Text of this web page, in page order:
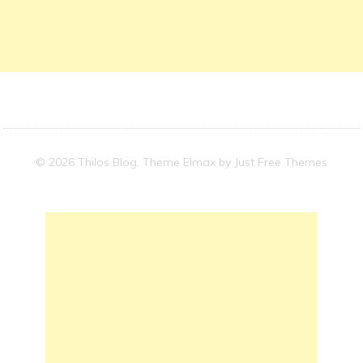
© 2026 Thilos Blog. Theme Elmax by Just Free Themes